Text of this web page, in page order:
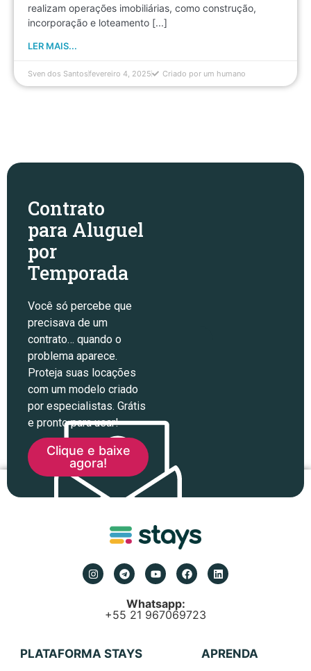
realizam operações imobiliárias, como construção,
incorporação e loteamento [...]
LER MAIS...
Sven dos Santosfevereiro 4, 2025 Criado por um humano
Contrato
para Aluguel
por
Temporada
Você só percebe que
precisava de um
contrato… quando o
problema aparece.
Proteja suas locações
com um modelo criado
por especialistas. Grátis
e pronto para usar!
Clique e baixe
agora!
Whatsapp:
+55 21 967069723
PLATAFORMA STAYS APRENDA